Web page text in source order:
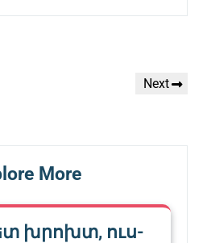
Next
Next
More
խրոխտ, ուս-